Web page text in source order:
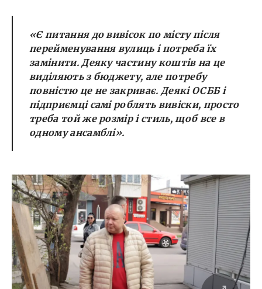
«Є питання до вивісок по місту після
перейменування вулиць і потреба їх
замінити. Деяку частину коштів на це
виділяють з бюджету, але потребу
повністю це не закриває. Деякі ОСББ і
підприємці самі роблять вивіски, просто
треба той же розмір і стиль, щоб все в
одному ансамблі».